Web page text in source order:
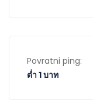
Povratni ping:
ต่ำ 1 บาท